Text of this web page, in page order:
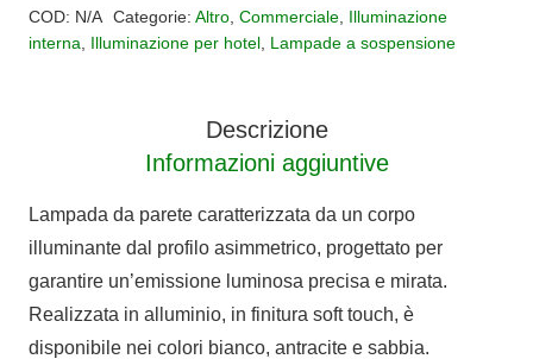
2700K-
COD: N/A Categorie: Altro, Commerciale, Illuminazione
interna
Illuminazione per hotel Lampade a sospensione
Descrizione
Informazioni aggiuntive
Lampada da parete caratterizzata da un corpo
illuminante dal profilo asimmetrico, progettato per
garantire un’emissione luminosa precisa e mirata.
Realizzata in alluminio, in finitura soft touch, è
disponibile nei colori bianco, antracite e sabbia.